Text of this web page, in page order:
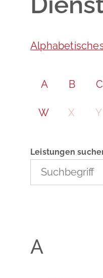
A B C
W X Y
Leistungen
A